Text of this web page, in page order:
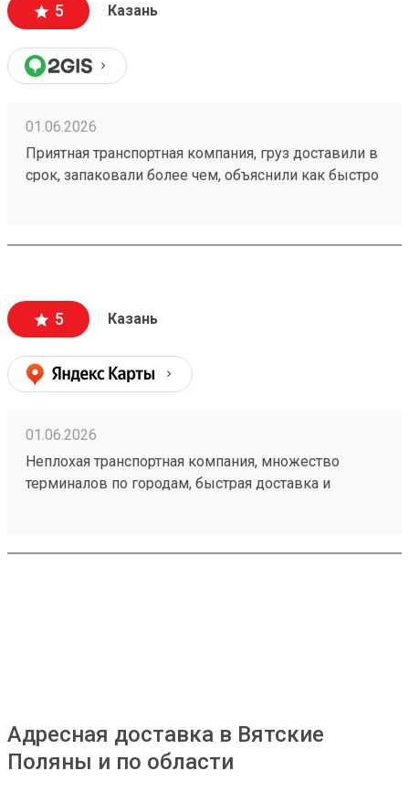
5 Казань
01.06.2026
Приятная транспортная компания, груз доставили в
срок, запаковали более чем, объяснили как быстро
территорию, но я не уверен что в этом виноват
5 Казань
01.06.2026
Неплохая транспортная компания, множество
терминалов по городам, быстрая доставка и
Единственный наверно минус это платный въезд
Адресная доставка в Вятские
Поляны и по области